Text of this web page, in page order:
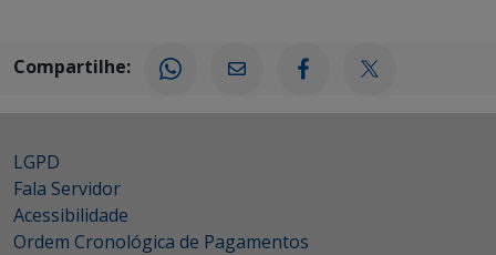
Compartilhe:
LGPD
Fala Servidor
Acessibilidade
Ordem Cronológica de Pagamentos